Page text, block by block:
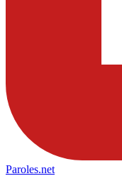
Paroles.net